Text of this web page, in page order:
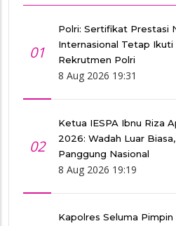
01
Polri: Sertifikat Prestasi
Internasional Tetap Ikuti
Rekrutmen Polri
8 Aug 2026 19:31
02
Ketua IESPA Ibnu Riza
2026: Wadah Luar
Panggung Nasional
8 Aug 2026 19:19
Kapolres Seluma